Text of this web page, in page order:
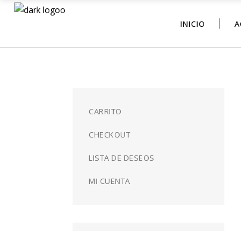
INICIO
CARRITO
CHECKOUT
LISTA DE DESEOS
MI CUENTA